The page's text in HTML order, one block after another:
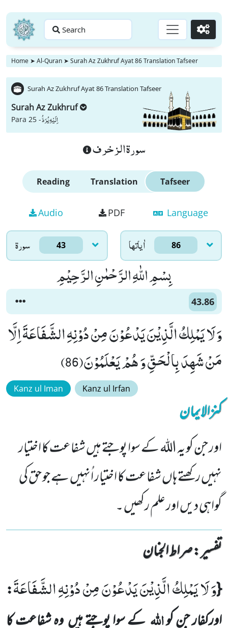
Search Go
Home ➤ Al-Quran ➤ Surah Az Zukhruf Ayat 86 Translation Tafseer
Surah Az Zukhruf Ayat 86 Translation Tafseer
Surah Az Zukhruf
Para 25 -اِلَیْهِ یُرَدُّ
سورة الزخرف
Reading Translation Tafseer
Audio PDF Language
سورۃ 43 اٰياتها 86
بِسْمِ اللّٰهِ الرَّحْمٰنِ الرَّحِیْمِ
43.86
وَ لَا یَمْلِكُ الَّذِیْنَ یَدْعُوْنَ مِنْ دُوْنِهِ الشَّفَاعَةَ اِلَّا
مَنْ شَهِدَ بِالْحَقِّ وَ هُمْ یَعْلَمُوْنَ(86)
Kanz ul Iman Kanz ul Irfan
کنزالایمان
اور جن کو یہ اللہ کے سوا پوجتے ہیں شفاعت کا اختیار
نہیں رکھتے ہاں شفاعت کا اختیار اُنہیں ہے جو حق کی
گواہی دیں اور علم رکھیں ۔
تفسیر : ‎صراط الجنان
{وَ لَا یَمْلِكُ الَّذِیْنَ یَدْعُوْنَ مِنْ دُوْنِهِ الشَّفَاعَةَ:
اورکفار جن کواللہکے سوا پوجتے ہیں وہ شفاعت کا